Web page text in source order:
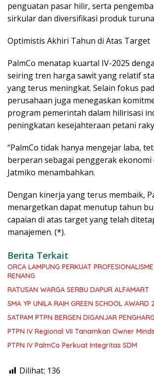
penguatan pasar hilir, serta
sirkular dan diversifikasi produk
Optimistis Akhiri Tahun di Atas Target
PalmCo menatap kuartal IV-2025
seiring tren harga sawit yang relatif
yang terus meningkat. Selain fokus
perusahaan juga menegaskan
program pemerintah dalam hilirisasi
peningkatan kesejahteraan petani
“PalmCo tidak hanya mengejar laba,
berperan sebagai penggerak ekonomi
Jatmiko menambahkan.
Dengan kinerja yang terus membaik,
menargetkan dapat menutup tahun
capaian di atas target yang telah
manajemen. (*).
Berita Terkait
ORCA LAMPUNG PERKUAT
RENANG
RATUSAN WARGA SERBU DAPUR ALFAMART
SMA YP UNILA RAIH GREEN SCHOOL AWARD
SATPAM PTPN BERGEN DIGANJAR
PTPN IV Regional VII Tanamkan Owner
PTPN IV PalmCo Perkuat Integritas SDM
Dilihat: 136